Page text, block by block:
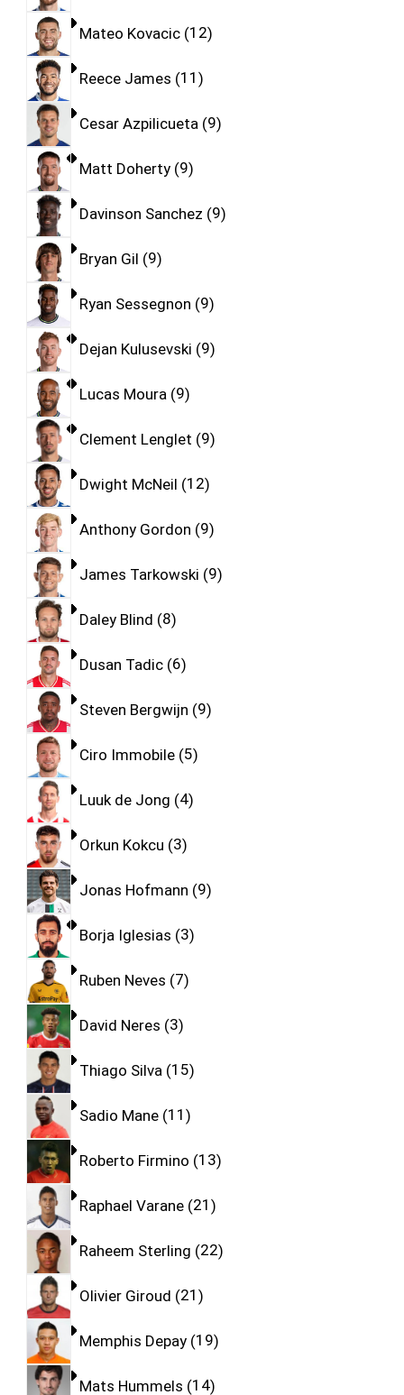
Mateo Kovacic 12
Reece James 11
Cesar Azpilicueta 9
Matt Doherty 9
Davinson Sanchez 9
Bryan Gil 9
Ryan Sessegnon 9
Dejan Kulusevski 9
Lucas Moura 9
Clement Lenglet 9
Dwight McNeil 12
Anthony Gordon 9
James Tarkowski 9
Daley Blind 8
Dusan Tadic 6
Steven Bergwijn 9
Ciro Immobile 5
Luuk de Jong 4
Orkun Kokcu 3
Jonas Hofmann 9
Borja Iglesias 3
Ruben Neves 7
David Neres 3
Thiago Silva 15
Sadio Mane 11
Roberto Firmino 13
Raphael Varane 21
Raheem Sterling 22
Olivier Giroud 21
Memphis Depay 19
Mats Hummels 14